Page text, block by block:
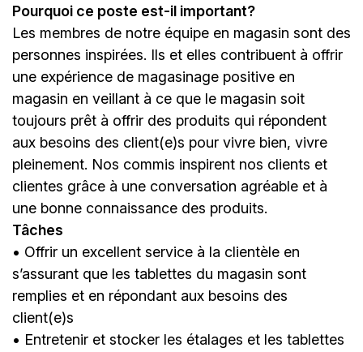
Pourquoi ce poste est-il important?
Les membres de notre équipe en magasin sont des
personnes inspirées. Ils et elles contribuent à offrir
une expérience de magasinage positive en
magasin en veillant à ce que le magasin soit
toujours prêt à offrir des produits qui répondent
aux besoins des client(e)s pour vivre bien, vivre
pleinement. Nos commis inspirent nos clients et
clientes grâce à une conversation agréable et à
une bonne connaissance des produits.
Tâches
• Offrir un excellent service à la clientèle en
s’assurant que les tablettes du magasin sont
remplies et en répondant aux besoins des
client(e)s
• Entretenir et stocker les étalages et les tablettes